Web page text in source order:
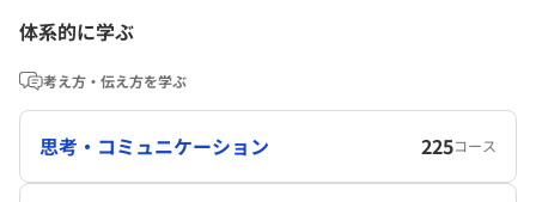
体系的に学ぶ
考え方・伝え方を学ぶ
思考・コミュニケーション 225コース